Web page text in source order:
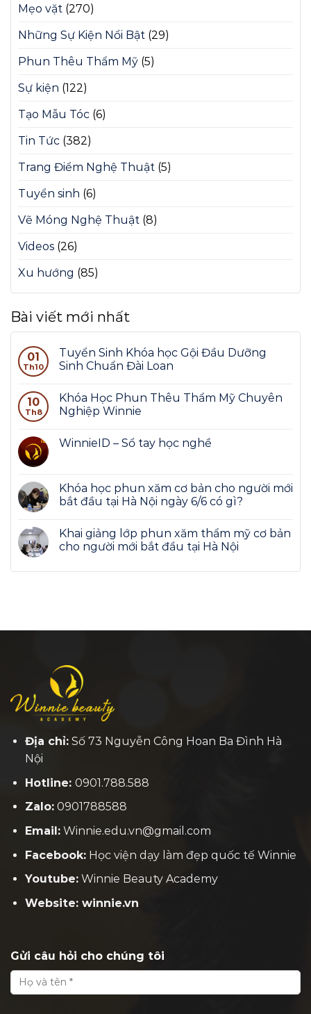
Mẹo vặt (270)
Những Sự Kiện Nổi Bật (29)
Phun Thêu Thẩm Mỹ (5)
Sự kiện (122)
Tạo Mẫu Tóc (6)
Tin Tức (382)
Trang Điểm Nghệ Thuật (5)
Tuyển sinh (6)
Vẽ Móng Nghệ Thuật (8)
Videos (26)
Xu hướng (85)
Bài viết mới nhất
01
Th10
Tuyển Sinh Khóa học Gội Đầu Dưỡng
Sinh Chuẩn Đài Loan
10
Th8
Khóa Học Phun Thêu Thẩm Mỹ Chuyên
Nghiệp Winnie
WinnieID – Sổ tay học nghề
Khóa học phun xăm cơ bản cho người mới
bắt đầu tại Hà Nội ngày 6/6 có gì?
Khai giảng lớp phun xăm thẩm mỹ cơ bản
cho người mới bắt đầu tại Hà Nội
Địa chỉ:Số 73 Nguyễn Công Hoan Ba Đình Hà
Nội
Hotline: 0901.788.588
Zalo:0901788588
Email:Winnie.edu.vn@gmail.com
Facebook:Học viện dạy làm đẹp quốc tế Winnie
Youtube:Winnie Beauty Academy
Website: winnie.vn
Gửi câu hỏi cho chúng tôi